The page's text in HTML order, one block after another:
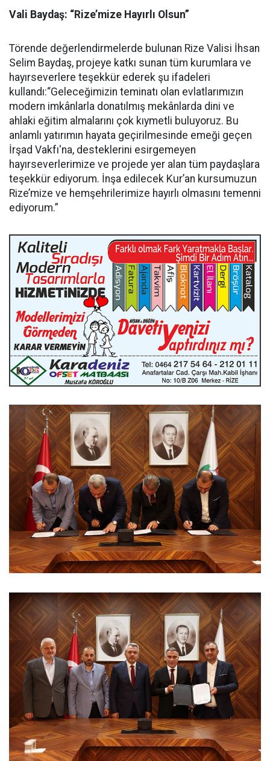
Vali Baydaş: “Rize’mize Hayırlı Olsun”
Törende değerlendirmelerde bulunan Rize Valisi İhsan
Selim Baydaş, projeye katkı sunan tüm kurumlara ve
hayırseverlere teşekkür ederek şu ifadeleri
kullandı:“Geleceğimizin teminatı olan evlatlarımızın
modern imkânlarla donatılmış mekânlarda dini ve
ahlaki eğitim almalarını çok kıymetli buluyoruz. Bu
anlamlı yatırımın hayata geçirilmesinde emeği geçen
İrşad Vakfı'na, desteklerini esirgemeyen
hayırseverlerimize ve projede yer alan tüm paydaşlara
teşekkür ediyorum. İnşa edilecek Kur’an kursumuzun
Rize’mize ve hemşehrilerimize hayırlı olmasını temenni
ediyorum.”